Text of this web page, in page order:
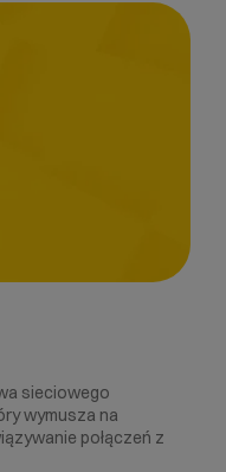
sieciowego
wymusza na
połączeń z